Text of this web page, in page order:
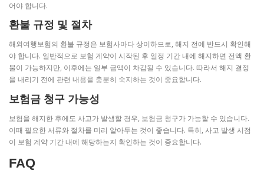
어야 합니다.
환불 규정 및 절차
해외여행보험의 환불 규정은 보험사마다 상이하므로, 해지 전에 반드시 확인해
야 합니다. 일반적으로 보험 계약이 시작된 후 일정 기간 내에 해지하면 전액 환
불이 가능하지만, 이후에는 일부 금액이 차감될 수 있습니다. 따라서 해지 결정
을 내리기 전에 관련 내용을 충분히 숙지하는 것이 중요합니다.
보험금 청구 가능성
보험을 해지한 후에도 사고가 발생할 경우, 보험금 청구가 가능할 수 있습니다.
이때 필요한 서류와 절차를 미리 알아두는 것이 좋습니다. 특히, 사고 발생 시점
이 보험 계약 기간 내에 해당하는지 확인하는 것이 중요합니다.
FAQ